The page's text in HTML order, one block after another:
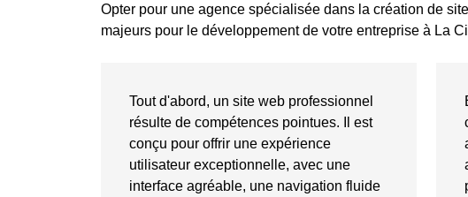
Opter pour une agence spécialisée dans la création de
majeurs pour le développement de votre entreprise à La
Tout d'abord, un site web professionnel
résulte de compétences pointues. Il est
conçu pour offrir une expérience
utilisateur exceptionnelle, avec une
interface agréable, une navigation fluide